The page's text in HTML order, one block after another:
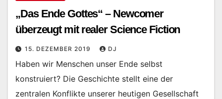
„Das Ende Gottes“ – Newcomer
überzeugt mit realer Science Fiction
15. DEZEMBER 2019 DJ
Haben wir Menschen unser Ende selbst
konstruiert? Die Geschichte stellt eine der
zentralen Konflikte unserer heutigen Gesellschaft